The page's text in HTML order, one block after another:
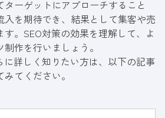
ーゲットにアプローチすること
入を期待でき、結果として集客や売
す。SEO対策の効果を理解して、よ
作を行いましょう。
に詳しく知りたい方は、以下の記事
てください。